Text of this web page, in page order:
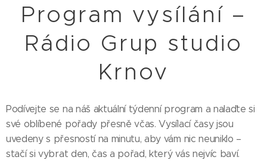
Program vysílání –
Rádio Grup studio
Krnov
Podívejte se na náš aktuální týdenní program a nalaďte si
své oblíbené pořady přesně včas. Vysílací časy jsou
uvedeny s přesností na minutu, aby vám nic neuniklo –
stačí si vybrat den, čas a pořad, který vás nejvíc baví.